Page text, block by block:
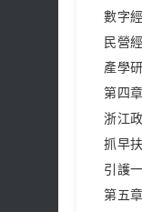
數字
民營
產學
第四
浙江
抓早
引護
第五